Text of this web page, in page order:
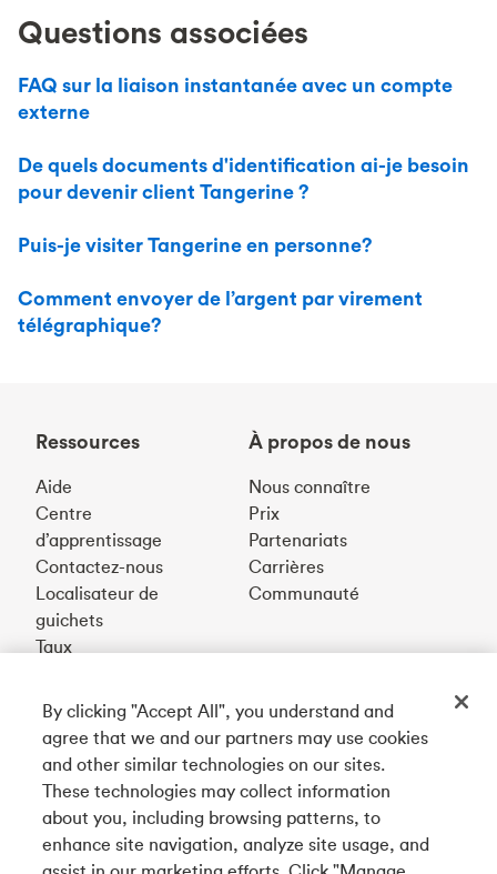
Questions associées
FAQ sur la liaison instantanée avec un compte
externe
De quels documents d'identification ai-je besoin
pour devenir client Tangerine ?
Puis-je visiter Tangerine en personne?
Comment envoyer de l’argent par virement
télégraphique?
Ressources
Aide
Centre
d’apprentissage
Contactez-nous
Localisateur de
guichets
Taux
À propos de nous
Nous connaître
Prix
Partenariats
Carrières
Communauté
Téléchargez notre appli
Connectez-vous avec nous
By clicking "Accept All", you understand and
agree that we and our partners may use cookies
and other similar technologies on our sites.
These technologies may collect information
about you, including browsing patterns, to
enhance site navigation, analyze site usage, and